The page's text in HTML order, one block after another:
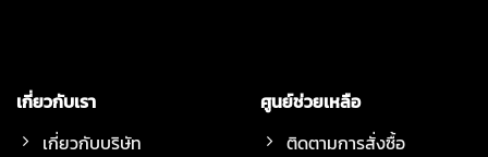
เกี่ยวกับเรา
เกี่ยวกับบริษัท
ศูนย์ช่วยเหลือ
ติดตามการสั่งซื้อ